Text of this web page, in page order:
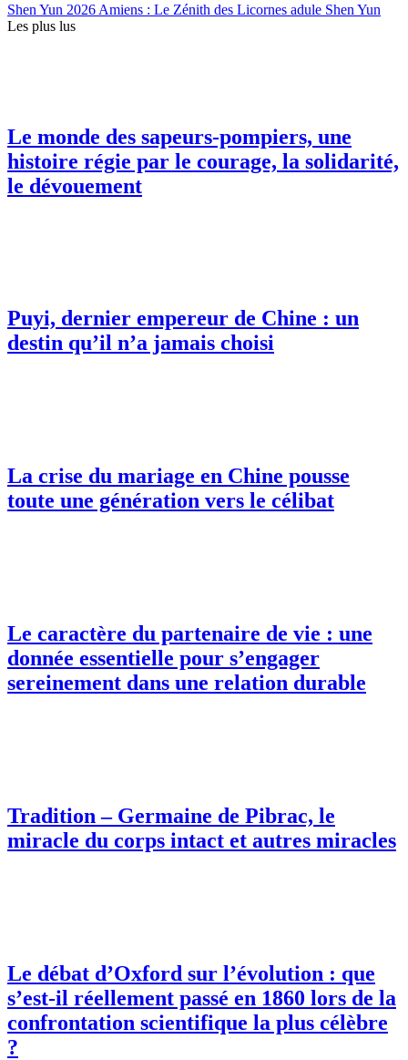
Shen Yun 2026 Amiens : Le Zénith des Licornes adule Shen Yun
Les plus lus
Le monde des sapeurs-pompiers, une
histoire régie par le courage, la solidarité,
le dévouement
Puyi, dernier empereur de Chine : un
destin qu’il n’a jamais choisi
La crise du mariage en Chine pousse
toute une génération vers le célibat
Le caractère du partenaire de vie : une
donnée essentielle pour s’engager
sereinement dans une relation durable
Tradition – Germaine de Pibrac, le
miracle du corps intact et autres miracles
Le débat d’Oxford sur l’évolution : que
s’est-il réellement passé en 1860 lors de la
confrontation scientifique la plus célèbre
?